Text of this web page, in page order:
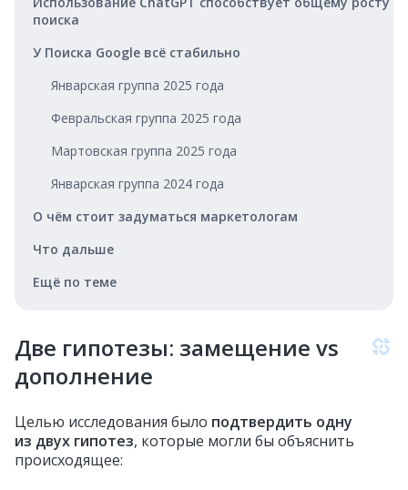
поиска
У Поиска Google всё стабильно
Январская группа 2025 года
Февральская группа 2025 года
Мартовская группа 2025 года
Январская группа 2024 года
О чём стоит задуматься маркетологам
Что дальше
Ещё по теме
Две гипотезы: замещение vs
дополнение
Целью исследования было подтвердить одну
из двух гипотез, которые могли бы объяснить
происходящее: